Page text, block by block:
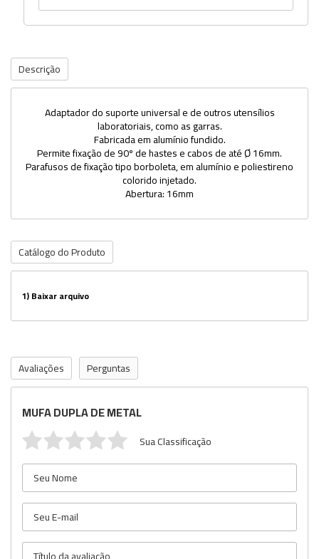
Descrição
Adaptador do suporte universal e de outros utensílios
laboratoriais, como as garras.
Fabricada em alumínio fundido.
Permite fixação de 90º de hastes e cabos de até Ø 16mm.
Parafusos de fixação tipo borboleta, em alumínio e poliestireno
colorido injetado.
Abertura: 16mm
Catálogo do Produto
1)Baixar arquivo
Avaliações Perguntas
MUFA DUPLA DE METAL
Sua Classificação